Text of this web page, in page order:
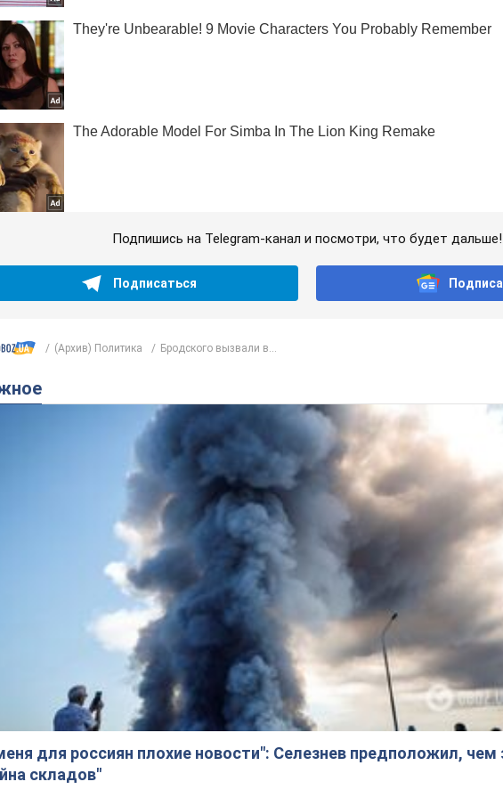
Подпишись на Telegram-канал и посмотри, что будет дальше!
Подписаться
(Архив) Политика Бродского вызвали в...
для россиян плохие новости": Селезнев предположил, чем
складов"